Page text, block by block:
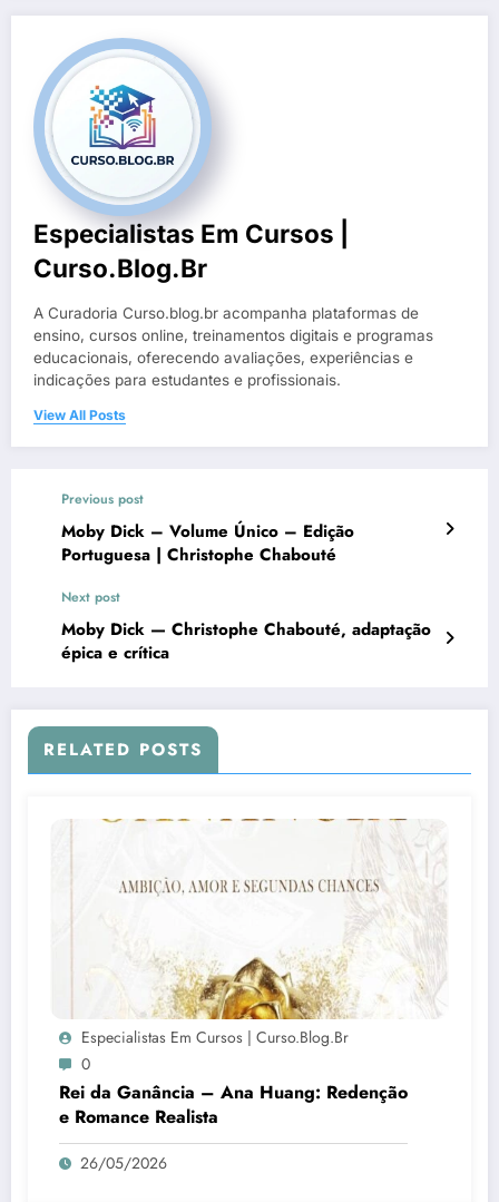
Especialistas Em Cursos |
Curso.blog.br
A Curadoria Curso.blog.br acompanha plataformas de
ensino, cursos online, treinamentos digitais e programas
educacionais, oferecendo avaliações, experiências e
indicações para estudantes e profissionais.
View All Posts
Previous post
Moby Dick – Volume Único – Edição
Portuguesa | Christophe Chabouté
Next post
Moby Dick — Christophe Chabouté, adaptação
épica e crítica
RELATED POSTS
Especialistas Em Cursos | Curso.blog.br
0
Rei da Ganância – Ana Huang: Redenção
e Romance Realista
26/05/2026